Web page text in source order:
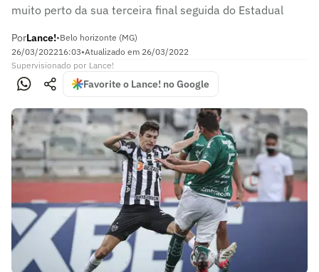
muito perto da sua terceira final seguida do Estadual
PorLance!•Belo horizonte (MG)
26/03/202216:03•Atualizado em 26/03/2022
Supervisionado por Lance!
Favorite o Lance! no Google